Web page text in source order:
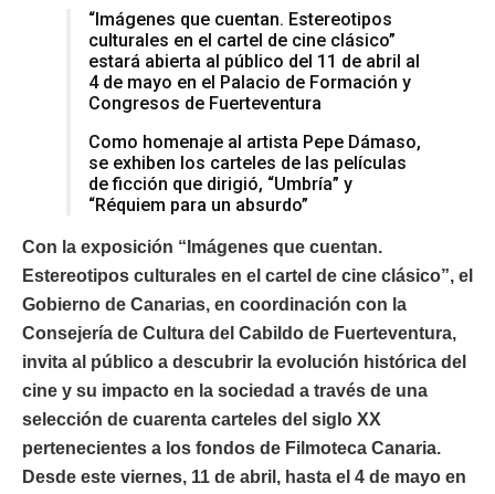
“Imágenes que cuentan. Estereotipos
culturales en el cartel de cine clásico”
estará abierta al público del 11 de abril al
4 de mayo en el Palacio de Formación y
Congresos de Fuerteventura
Como homenaje al artista Pepe Dámaso,
se exhiben los carteles de las películas
de ficción que dirigió, “Umbría” y
“Réquiem para un absurdo”
Con la exposición “Imágenes que cuentan.
Estereotipos culturales en el cartel de cine clásico”, el
Gobierno de Canarias, en coordinación con la
Consejería de Cultura del Cabildo de Fuerteventura,
invita al público a descubrir la evolución histórica del
cine y su impacto en la sociedad a través de una
selección de cuarenta carteles del siglo XX
pertenecientes a los fondos de Filmoteca Canaria.
Desde este viernes, 11 de abril, hasta el 4 de mayo en